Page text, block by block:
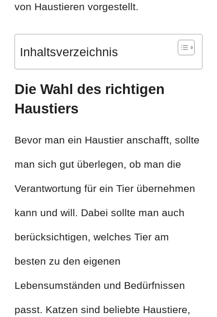
von Haustieren vorgestellt.
Inhaltsverzeichnis
Die Wahl des richtigen
Haustiers
Bevor man ein Haustier anschafft, sollte
man sich gut überlegen, ob man die
Verantwortung für ein Tier übernehmen
kann und will. Dabei sollte man auch
berücksichtigen, welches Tier am
besten zu den eigenen
Lebensumständen und Bedürfnissen
passt. Katzen sind beliebte Haustiere,